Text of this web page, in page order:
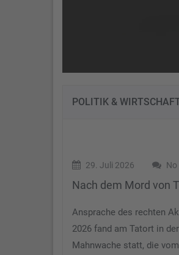
POLITIK &
29. Juli 2026 No
Nach dem Mord von
Ansprache des rechten
2026 fand am Tatort in
Mahnwache statt, die